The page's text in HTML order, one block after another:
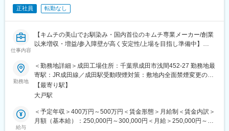
■ジョブローテーション制度について：
当社ではジョブローテーション制度が活発に機能しており、商品
企画開発や品質管理、生産管理など多様なキャリアパスを描くこ
とが可能です。
山形にも支店があるため将来的に転勤の可能性がございますが、
い。
■魅力：
・パルシステムグループの安定した経営基盤の中で安心して働く
・成長意欲を重視し、長期的な視点で人材育成を行う職場環境で
す。
正社員 転勤なし
仕事内容
【キムチの美山でお馴染み・国内首位のキムチ専業メーカー/創業
以来増収・増益/参入障壁が高く安定性/上場を目指し準備中】
■業務内容：
キムチ工場における品質保証業務をご担当いただきます。※数値計
算に伴うPC操作があります。
■職務詳細：
品質保証に関わる業務全般／安心安全管理面からの工場全体の管
理／衛生管理（防虫防塵から、製造ラインにおける衛生面にかか
勤務地
＜勤務地詳細＞成田工場住所：千葉県成田市浅間452-27 勤務地最
寄駅：JR成田線／成田駅受動喫煙対策：敷地内全面禁煙変更の範
囲：会社の定める事業所
【最寄り駅】
大戸駅
給与
＜予定年収＞400万円～500万円＜賃金形態＞月給制＜賃金内訳＞
月額（基本給）：250,000円～300,000円＜月給＞250,000円～